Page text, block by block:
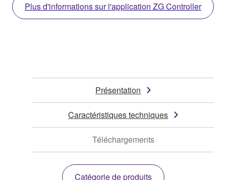
Plus d'informations sur l'application ZG Controller
Présentation
Caractéristiques techniques
Téléchargements
Catégorie de produits